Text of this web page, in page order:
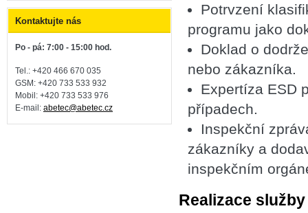
Potrvzení
programu jako
Doklad o
nebo zákazníka.
Expertíza ESD
případech.
Inspekční
zákazníky a
inspekčním
Realizace služby
Kontaktujte nás
Po - pá: 7:00 - 15:00 hod.
Tel.: +420 466 670 035
GSM: +420 733 533 932
Mobil: +420 733 533 976
E-mail: abetec@abetec.cz